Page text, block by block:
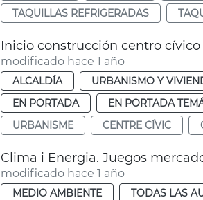
TAQUILLAS REFRIGERADAS
Inicio construcción centro
modificado hace 1 año
ALCALDÍA URBANISMO Y
EN PORTADA
EN PORTADA
URBANISME
CENTRE CÍVIC
Clima i Energia. Juegos
modificado hace 1 año
MEDIO AMBIENTE TODAS LAS